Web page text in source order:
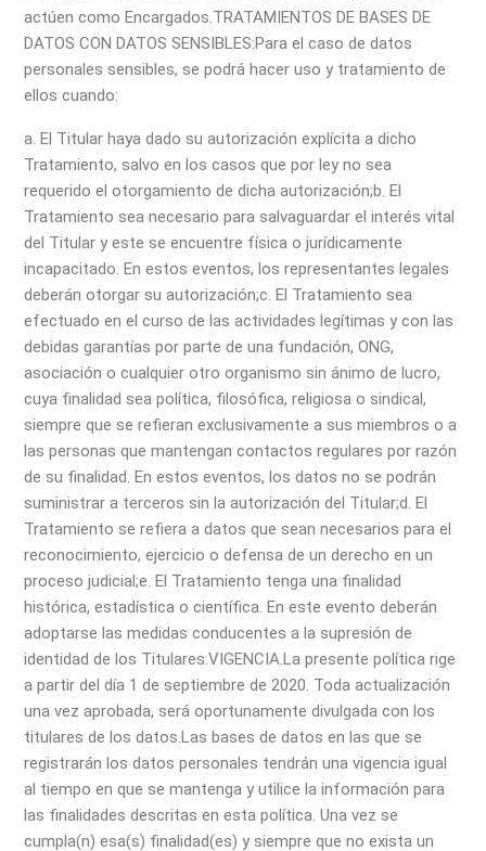
actúen como Encargados.TRATAMIENTOS DE BASES DE
DATOS CON DATOS SENSIBLES:Para el caso de datos
personales sensibles, se podrá hacer uso y tratamiento de
ellos cuando:
a. El Titular haya dado su autorización explícita a dicho
Tratamiento, salvo en los casos que por ley no sea
requerido el otorgamiento de dicha autorización;b. El
Tratamiento sea necesario para salvaguardar el interés vital
del Titular y este se encuentre física o jurídicamente
incapacitado. En estos eventos, los representantes legales
deberán otorgar su autorización;c. El Tratamiento sea
efectuado en el curso de las actividades legítimas y con las
debidas garantías por parte de una fundación, ONG,
asociación o cualquier otro organismo sin ánimo de lucro,
cuya finalidad sea política, filosófica, religiosa o sindical,
siempre que se refieran exclusivamente a sus miembros o a
las personas que mantengan contactos regulares por razón
de su finalidad. En estos eventos, los datos no se podrán
suministrar a terceros sin la autorización del Titular;d. El
Tratamiento se refiera a datos que sean necesarios para el
reconocimiento, ejercicio o defensa de un derecho en un
proceso judicial;e. El Tratamiento tenga una finalidad
histórica, estadística o científica. En este evento deberán
adoptarse las medidas conducentes a la supresión de
identidad de los Titulares.VIGENCIA.La presente política rige
a partir del día 1 de septiembre de 2020. Toda actualización
una vez aprobada, será oportunamente divulgada con los
titulares de los datos.Las bases de datos en las que se
registrarán los datos personales tendrán una vigencia igual
al tiempo en que se mantenga y utilice la información para
las finalidades descritas en esta política. Una vez se
cumpla(n) esa(s) finalidad(es) y siempre que no exista un